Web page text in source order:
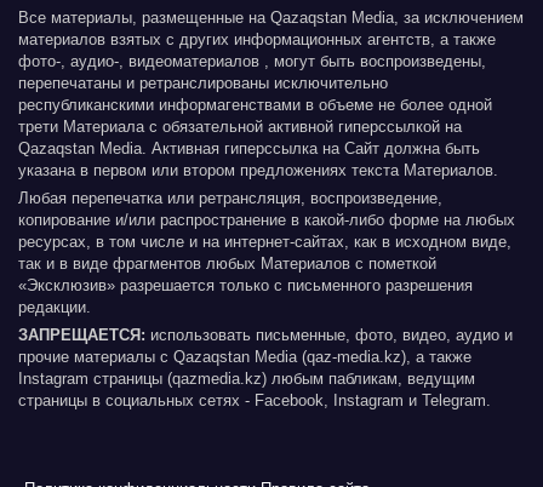
Все материалы, размещенные на Qazaqstan Media, за исключением
материалов взятых с других информационных агентств, а также
фото-, аудио-, видеоматериалов , могут быть воспроизведены,
перепечатаны и ретранслированы исключительно
республиканскими информагенствами в объеме не более одной
трети Материала с обязательной активной гиперссылкой на
Qazaqstan Media. Активная гиперссылка на Сайт должна быть
указана в первом или втором предложениях текста Материалов.
Любая перепечатка или ретрансляция, воспроизведение,
копирование и/или распространение в какой-либо форме на любых
ресурсах, в том числе и на интернет-сайтах, как в исходном виде,
так и в виде фрагментов любых Материалов с пометкой
«Эксклюзив» разрешается только с письменного разрешения
редакции.
ЗАПРЕЩАЕТСЯ: использовать письменные, фото, видео, аудио и
прочие материалы с Qazaqstan Media (qaz-media.kz), а также
Instagram страницы (qazmedia.kz) любым пабликам, ведущим
страницы в социальных сетях - Facebook, Instagram и Telegram.